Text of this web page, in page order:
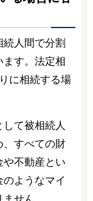
人間で分割
ます。法定相
に相続する場
て被相続人
、すべての財
や不動産とい
ようなマイ